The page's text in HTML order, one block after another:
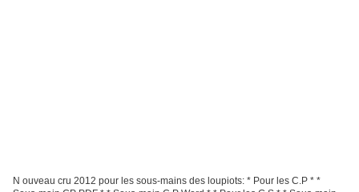
N ouveau cru 2012 pour les sous-mains des loupiots: * Pour les C.P * *